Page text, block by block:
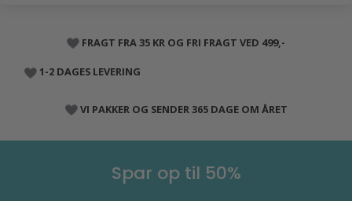
FRAGT FRA 35 KR OG FRI FRAGT VED 499,-
1-2 DAGES LEVERING
VI PAKKER OG SENDER 365 DAGE OM ÅRET
Spar op til 50%